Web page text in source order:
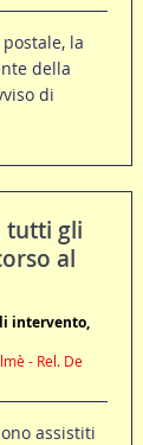
la
della
di
tutti gli
al
intervento,
- Rel. De
assistiti